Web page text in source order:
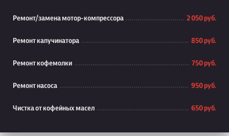
Ремонт/замена мотор-компрессора 2 050 руб.
Ремонт капучинатора 850 руб.
Ремонт кофемолки 750 руб.
Ремонт насоса 950 руб.
Чистка от кофейных масел 650 руб.